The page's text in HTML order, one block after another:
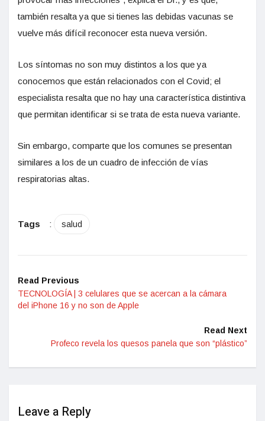
también resalta ya que si tienes las debidas vacunas se
vuelve más difícil reconocer esta nueva versión.
Los síntomas no son muy distintos a los que ya
conocemos que están relacionados con el Covid; el
especialista resalta que no hay una característica distintiva
que permitan identificar si se trata de esta nueva variante.
Sin embargo, comparte que los comunes se presentan
similares a los de un cuadro de infección de vías
respiratorias altas.
Tags : salud
Read Previous
TECNOLOGÍA | 3 celulares que se acercan a la cámara
del iPhone 16 y no son de Apple
Read Next
Profeco revela los quesos panela que son “plástico”
Leave a Reply